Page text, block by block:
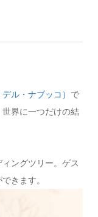
ル・ナブッコ） で
界に一つだけの結
ングツリー。ゲス
きます。